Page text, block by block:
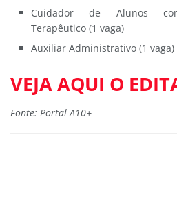
Cuidador de Alunos com
Terapêutico (1 vaga)
Auxiliar Administrativo (1 vaga)
VEJA AQUI O
Fonte: Portal A10+